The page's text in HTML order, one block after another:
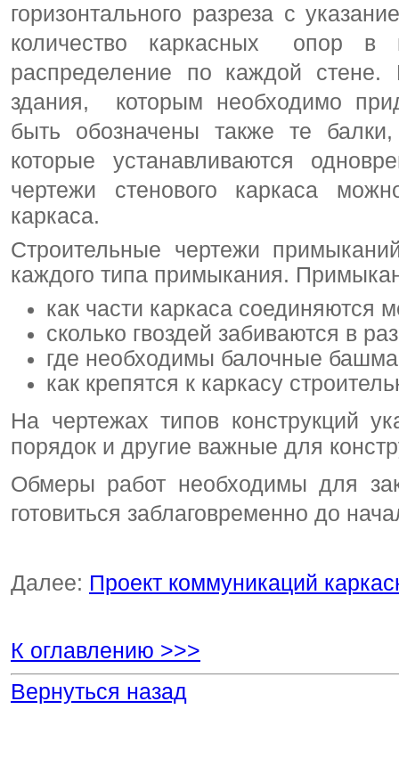
горизонтального разреза с
количество каркасных опор
распределение по каждой
здания, которым необходимо
быть обозначены также те
которые устанавливаются
чертежи стенового каркаса
каркаса.
Строительные чертежи
каждого типа примыкания.
как части каркаса соединяются
сколько гвоздей забиваются в
где необходимы балочные
как крепятся к каркасу
На чертежах типов конструкций
порядок и другие важные для
Обмеры работ необходимы для
готовиться заблаговременно до
Далее: Проект коммуникаций
К оглавлению >>>
Вернуться назад